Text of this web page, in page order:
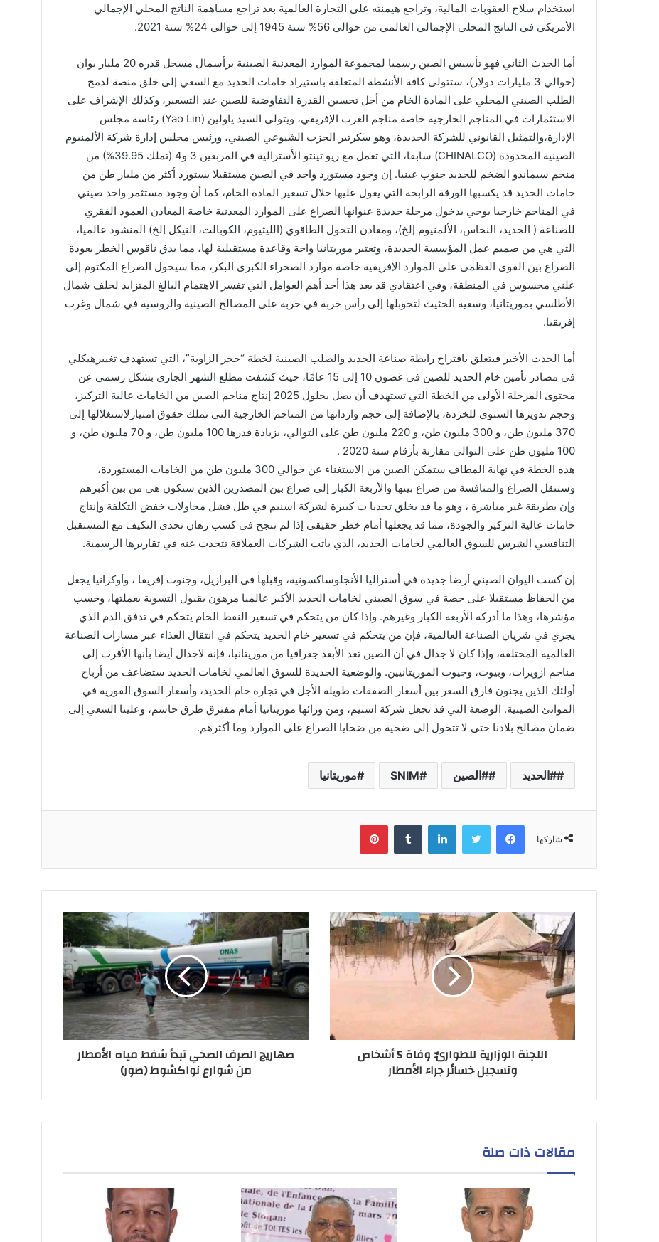
استخدام سلاح العقوبات المالية، وتراجع هيمنته على التجارة العالمية بعد تراجع مساهمة الناتج المحلي الإجمالي
الأمريكي في الناتج المحلي الإجمالي العالمي من حوالي 56% سنة 1945 إلى حوالي 24% سنة 2021.
أما الحدث الثاني فهو تأسيس الصين رسميا لمجموعة الموارد المعدنية الصينية برأسمال مسجل قدره 20 مليار يوان
(حوالي 3 مليارات دولار)، ستتولى كافة الأنشطة المتعلقة باستيراد خامات الحديد مع السعي إلى خلق منصة لدمج
الطلب الصيني المحلي على المادة الخام من أجل تحسين القدرة التفاوضية للصين عند التسعير، وكذلك الإشراف على
الاستثمارات في المناجم الخارجية خاصة مناجم الغرب الإفريقي، ويتولى السيد ياولين (Yao Lin) رئاسة مجلس
الإدارة،والتمثيل القانوني للشركة الجديدة، وهو سكرتير الحزب الشيوعي الصيني، ورئيس مجلس إدارة شركة الألمنيوم
الصينية المحدودة (CHINALCO) سابقا، التي تعمل مع ريو تينتو الأسترالية في المربعين 3 و4 (تملك 39.95%) من
منجم سيماندو الضخم للحديد جنوب غينيا. إن وجود مستورد واحد في الصين مستقبلا يستورد أكثر من مليار طن من
خامات الحديد قد يكسبها الورقة الرابحة التي يعول عليها خلال تسعير المادة الخام، كما أن وجود مستثمر واحد صيني
في المناجم خارجيا يوحي بدخول مرحلة جديدة عنوانها الصراع على الموارد المعدنية خاصة المعادن العمود الفقري
للصناعة ( الحديد، النحاس، الألمنيوم إلخ)، ومعادن التحول الطاقوي (الليثيوم، الكوبالت، النيكل إلخ) المنشود عالميا،
التي هي من صميم عمل المؤسسة الجديدة، وتعتبر موريتانيا واحة وقاعدة مستقبلية لها، مما يدق ناقوس الخطر بعودة
الصراع بين القوى العظمى على الموارد الإفريقية خاصة موارد الصحراء الكبرى البكر، مما سيحول الصراع المكتوم إلى
علني محسوس في المنطقة، وفي اعتقادي قد يعد هذا أحد أهم العوامل التي تفسر الاهتمام البالغ المتزايد لحلف شمال
الأطلسي بموريتانيا، وسعيه الحثيث لتحوبلها إلى رأس حربة في حربه على المصالح الصينية والروسية في شمال وغرب
إفريقيا.
أما الحدت الأخير فيتعلق باقتراح رابطة صناعة الحديد والصلب الصينية لخطة “حجر الزاوية”، التي تستهدف تغييرهيكلي
في مصادر تأمين خام الحديد للصين في غضون 10 إلى 15 عامًا، حيث كشفت مطلع الشهر الجاري بشكل رسمي عن
محتوى المرحلة الأولى من الخطة التي تستهدف أن يصل بحلول 2025 إنتاج مناجم الصين من الخامات عالية التركيز،
وحجم تدويرها السنوي للخردة، بالإضافة إلى حجم وارداتها من المناجم الخارجية التي تملك حقوق امتيازلاستغلالها إلى
370 مليون طن، و 300 مليون طن، و 220 مليون طن على التوالي، بزيادة قدرها 100 مليون طن، و 70 مليون طن، و
100 مليون طن على التوالي مقارنة بأرقام سنة 2020 .
هذه الخطة في نهاية المطاف ستمكن الصين من الاستغناء عن حوالي 300 مليون طن من الخامات المستوردة،
وستنقل الصراع والمنافسة من صراع بينها والأربعة الكبار إلى صراع بين المصدرين الذين ستكون هي من بين أكبرهم
وإن بطريقة غير مباشرة ، وهو ما قد يخلق تحديا ت كبيرة لشركة اسنيم في ظل فشل محاولات خفض التكلفة وإنتاج
خامات عالية التركيز والجودة، مما قد يجعلها أمام خطر حقيقي إذا لم تنجح في كسب رهان تحدي التكيف مع المستقبل
التنافسي الشرس للسوق العالمي لخامات الحديد، الذي باتت الشركات العملاقة تتحدث عنه في تقاريرها الرسمية.
إن كسب اليوان الصيني أرضا جديدة في أستراليا الأنجلوساكسونية، وقبلها فى البرازيل، وجنوب إفريقا ، وأوكرانيا يجعل
من الحفاظ مستقبلا على حصة في سوق الصيني لخامات الحديد الأكبر عالميا مرهون بقبول التسوية بعملتها، وحسب
مؤشرها، وهذا ما أدركه الأربعة الكبار وغيرهم. وإذا كان من يتحكم في تسعير النفط الخام يتحكم في تدفق الدم الذي
يجري في شريان الصناعة العالمية، فإن من يتحكم في تسعير خام الحديد يتحكم في انتقال الغذاء عبر مسارات الصناعة
العالمية المختلفة، وإذا كان لا جدال في أن الصين تعد الأبعد جغرافيا من موريتانيا، فإنه لاجدال أيضا بأنها الأقرب إلى
مناجم ازويرات، وبيوت، وجيوب الموريتانيين. والوضعية الجديدة للسوق العالمي لخامات الحديد ستضاعف من أرباح
أولئك الذين يجنون فارق السعر بين أسعار الصفقات طويلة الأجل في تجارة خام الحديد، وأسعار السوق الفورية في
الموانئ الصينية. الوضعة التي قد تجعل شركة اسنيم، ومن ورائها موريتانيا أمام مفترق طرق حاسم، وعلينا السعي إلى
ضمان مصالح بلادنا حتى لا تتحول إلى ضحية من ضحايا الصراع على الموارد وما أكثرهم.
#الحديد #الصين SNIM موريتانيا
شاركها
فيسبوك تويتر لينكدإن بينتيريست
اللجنة الوزارية للطوارئ: وفاة 5 أشخاص
وتسجيل خسائر جراء الأمطار
صهاريج الصرف الصحي تبدأ شفط مياه الأمطار
من شوارع نواكشوط (صور)
مقالات ذات صلة